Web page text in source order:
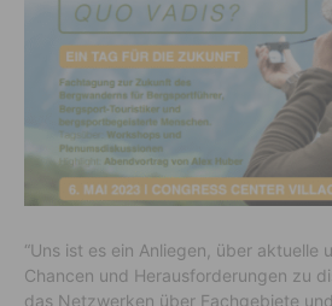
“Uns ist es ein Anliegen, über aktuelle
Chancen und Herausforderungen zu
das Netzwerken über Fachgebiete